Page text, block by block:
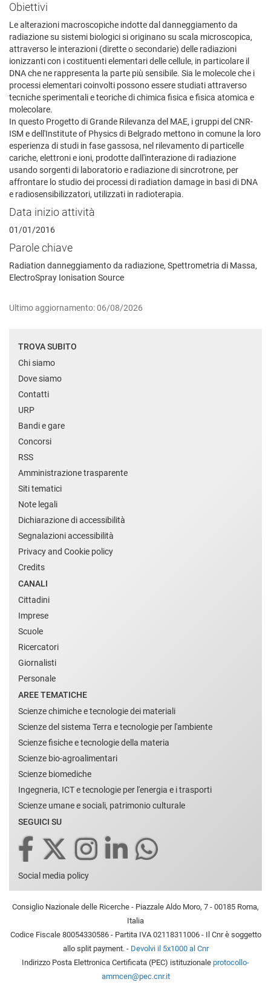
Obiettivi
Le alterazioni macroscopiche indotte dal danneggiamento da
radiazione su sistemi biologici si originano su scala microscopica,
attraverso le interazioni (dirette o secondarie) delle radiazioni
ionizzanti con i costituenti elementari delle cellule, in particolare il
DNA che ne rappresenta la parte più sensibile. Sia le molecole che i
processi elementari coinvolti possono essere studiati attraverso
tecniche sperimentali e teoriche di chimica fisica e fisica atomica e
molecolare.
In questo Progetto di Grande Rilevanza del MAE, i gruppi del CNR-
ISM e dell'Institute of Physics di Belgrado mettono in comune la loro
esperienza di studi in fase gassosa, nel rilevamento di particelle
cariche, elettroni e ioni, prodotte dall'interazione di radiazione
usando sorgenti di laboratorio e radiazione di sincrotrone, per
affrontare lo studio dei processi di radiation damage in basi di DNA
e radiosensibilizzatori, utilizzati in radioterapia.
Data inizio attività
01/01/2016
Parole chiave
Radiation danneggiamento da radiazione, Spettrometria di Massa,
ElectroSpray Ionisation Source
Ultimo aggiornamento: 06/08/2026
TROVA SUBITO
Chi siamo
Dove siamo
Contatti
URP
Bandi e gare
Concorsi
RSS
Amministrazione trasparente
Siti tematici
Note legali
Dichiarazione di accessibilità
Segnalazioni accessibilità
Privacy and Cookie policy
Credits
CANALI
Cittadini
Imprese
Scuole
Ricercatori
Giornalisti
Personale
AREE TEMATICHE
Scienze chimiche e tecnologie dei materiali
Scienze del sistema Terra e tecnologie per l'ambiente
Scienze fisiche e tecnologie della materia
Scienze bio-agroalimentari
Scienze biomediche
Ingegneria, ICT e tecnologie per l'energia e i trasporti
Scienze umane e sociali, patrimonio culturale
SEGUICI SU
Social media policy
Consiglio Nazionale delle Ricerche - Piazzale Aldo Moro, 7 - 00185 Roma,
Italia
Codice Fiscale 80054330586 - Partita IVA 02118311006 - Il Cnr è soggetto
allo split payment. - Devolvi il 5x1000 al Cnr
Indirizzo Posta Elettronica Certificata (PEC) istituzionale protocollo-
ammcen@pec.cnr.it